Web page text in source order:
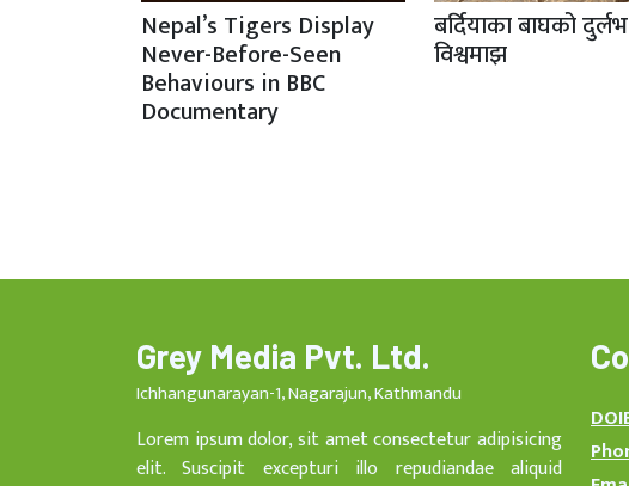
Nepal’s Tigers Display
Never-Before-Seen
Behaviours in BBC
Documentary
बर्दियाका बाघको
विश्वमाझ
Grey Media Pvt. Ltd.
Ichhangunarayan-1, Nagarajun, Kathmandu
Lorem ipsum dolor, sit amet consectetur adipisicing
elit. Suscipit excepturi illo repudiandae aliquid